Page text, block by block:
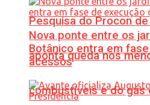
Pesquisa do Procon
aponta queda nos
combustíveis e do gás
Nova ponte entre os
Botânico entra em
acessos